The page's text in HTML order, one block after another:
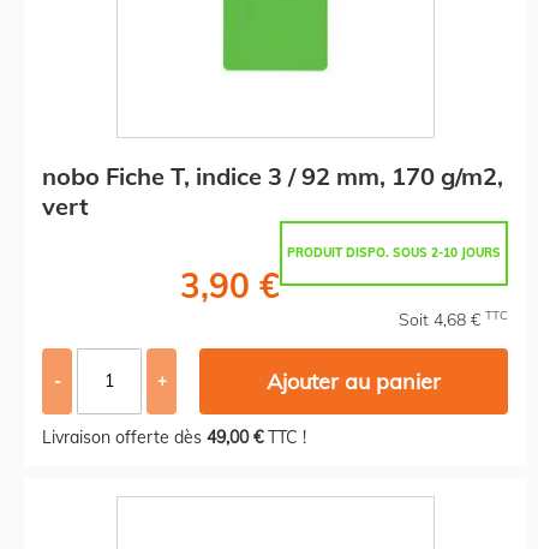
nobo Fiche T, indice 3 / 92 mm, 170 g/m2,
vert
PRODUIT DISPO. SOUS 2-10 JOURS
3,90 €
Soit 4,68 € TTC
- + Ajouter au panier
Livraison offerte dès 49,00 €TTC !